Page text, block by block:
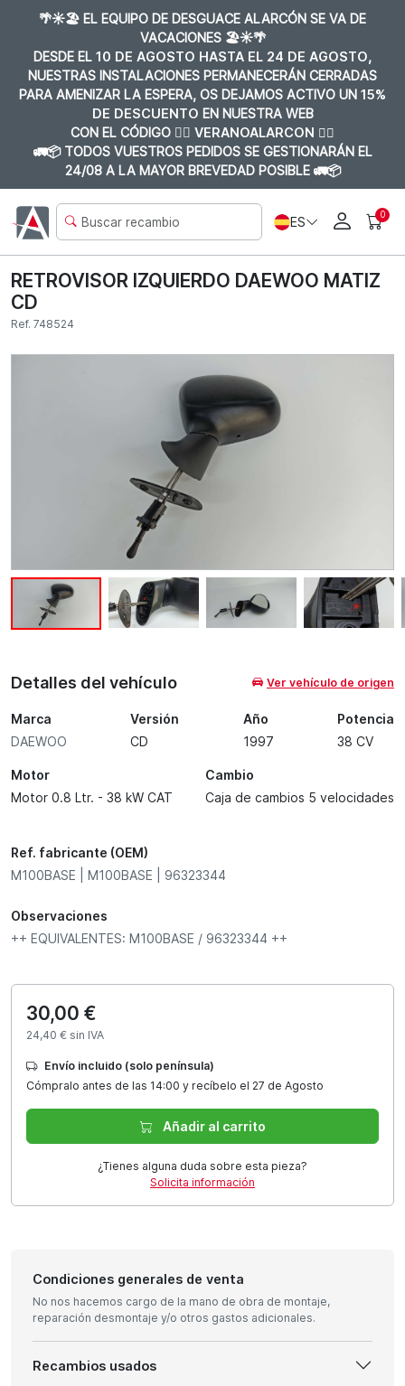
🌴☀️🏖️ EL EQUIPO DE DESGUACE ALARCÓN SE VA DE
VACACIONES 🏖️☀️🌴
DESDE EL 10 DE AGOSTO HASTA EL 24 DE AGOSTO,
NUESTRAS INSTALACIONES PERMANECERÁN CERRADAS
PARA AMENIZAR LA ESPERA, OS DEJAMOS ACTIVO UN 15%
DE DESCUENTO EN NUESTRA WEB
CON EL CÓDIGO 👉🏼 VERANOALARCON 👈🏼
🚛📦 TODOS VUESTROS PEDIDOS SE GESTIONARÁN EL
24/08 A LA MAYOR BREVEDAD POSIBLE 🚛📦
ES 0
RETROVISOR IZQUIERDO DAEWOO MATIZ
CD
Ref. 748524
Detalles del vehículo Ver vehículo de origen
Marca
DAEWOO
Versión
CD
Año
1997
Potencia
38 CV
Motor
Motor 0.8 Ltr. - 38 kW CAT
Cambio
Caja de cambios 5 velocidades
Ref. fabricante (OEM)
M100BASE | M100BASE | 96323344
Observaciones
++ EQUIVALENTES: M100BASE / 96323344 ++
30,00 €
24,40 € sin IVA
Envío incluido (solo península)
Cómpralo antes de las 14:00 y recíbelo el 27 de Agosto
Añadir al carrito
¿Tienes alguna duda sobre esta pieza?
Solicita información
Condiciones generales de venta
No nos hacemos cargo de la mano de obra de montaje,
reparación desmontaje y/o otros gastos adicionales.
Recambios usados